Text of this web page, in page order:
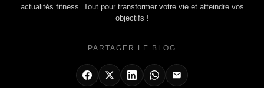
actualités fitness. Tout pour transformer votre vie et atteindre vos
objectifs !
PARTAGER LE BLOG